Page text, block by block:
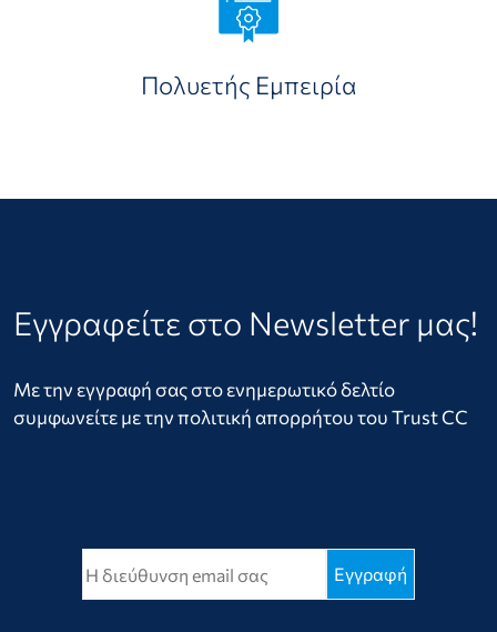
Πολυετής Εμπειρία
Εγγραφείτε στο Newsletter μας!
Με την εγγραφή σας στο ενημερωτικό δελτίο
συμφωνείτε με την πολιτική απορρήτου του Trust CC